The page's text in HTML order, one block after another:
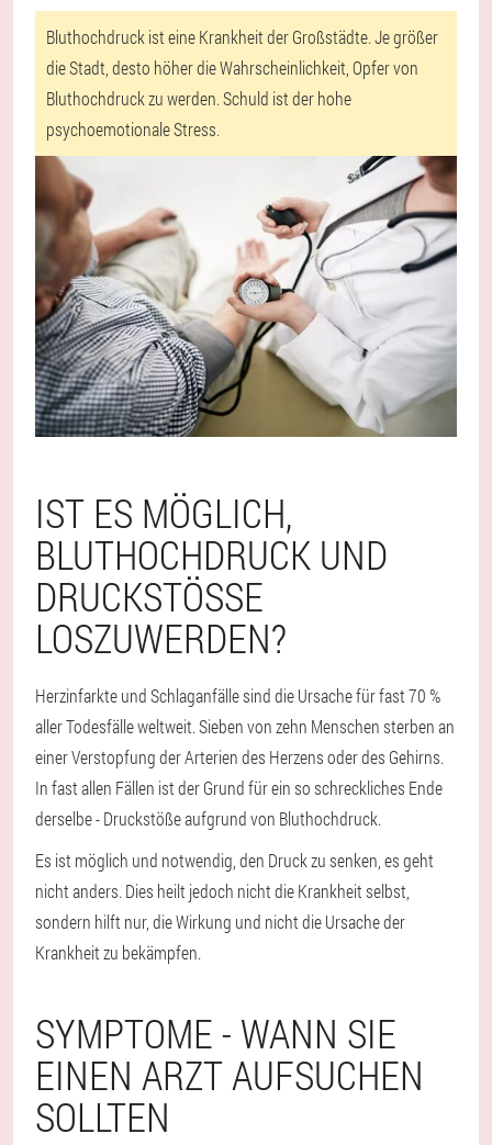
Bluthochdruck ist eine Krankheit der Großstädte. Je größer
die Stadt, desto höher die Wahrscheinlichkeit, Opfer von
Bluthochdruck zu werden. Schuld ist der hohe
psychoemotionale Stress.
IST ES MÖGLICH,
BLUTHOCHDRUCK UND
DRUCKSTÖSSE L
OSZUWERDEN?
Herzinfarkte und Schlaganfälle sind die Ursache für fast 70 %
aller Todesfälle weltweit. Sieben von zehn Menschen sterben an
einer Verstopfung der Arterien des Herzens oder des Gehirns.
In fast allen Fällen ist der Grund für ein so schreckliches Ende
derselbe - Druckstöße aufgrund von Bluthochdruck.
Es ist möglich und notwendig, den Druck zu senken, es geht
nicht anders. Dies heilt jedoch nicht die Krankheit selbst,
sondern hilft nur, die Wirkung und nicht die Ursache der
Krankheit zu bekämpfen.
SYMPTOME - WANN SIE
EINEN ARZT AUFSUCHEN
SOLLTEN